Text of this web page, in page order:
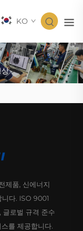
KO
제품, 신에너지
다. ISO 9001
글로벌 규격 준수
를 제공합니다.